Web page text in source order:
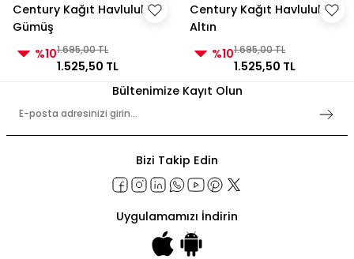
Century Kağıt Havluluk
Gümüş
%101.695,00 TL
1.525,50 TL
Century Kağıt Havluluk
Altın
%101.695,00 TL
1.525,50 TL
Bültenimize Kayıt Olun
Bizi Takip Edin
Uygulamamızı İndirin